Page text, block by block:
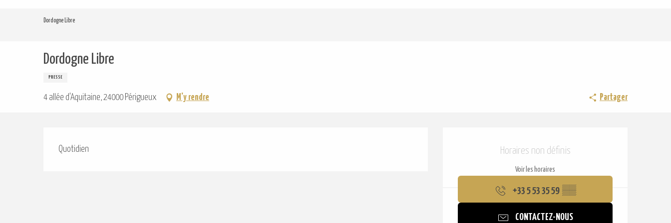
Dordogne Libre
Dordogne Libre
PRESSE
4 allée d'Aquitaine, 24000 Périgueux M'y rendre Partager
Ouverture et coordonnées
Horaires non définis
Voir les horaires
+33 5 53 35 59 ▒▒
CONTACTEZ-NOUS
Description
Quotidien